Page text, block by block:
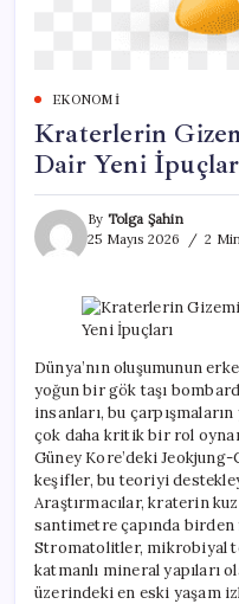
EKONOMI
Kraterlerin
Dair Yeni
By Tolga Şahin
25 Mayıs 2026
2
Dünya’nın oluşumunun
yoğun bir gök taşı
insanları, bu çarpışmaların
çok daha kritik bir rol
Güney Kore’deki Jeokjung-
keşifler, bu teoriyi
Araştırmacılar, kraterin
santimetre çapında
Stromatolitler, mikrobiyal
katmanlı mineral yapıları
üzerindeki en eski yaşam